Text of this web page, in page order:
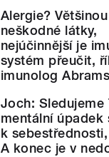
Alergie?
neškodné látky,
nejúčinnější je
systém přeučit,
imunolog
Joch: Sledujeme
mentální úpadek
k
A konec je v